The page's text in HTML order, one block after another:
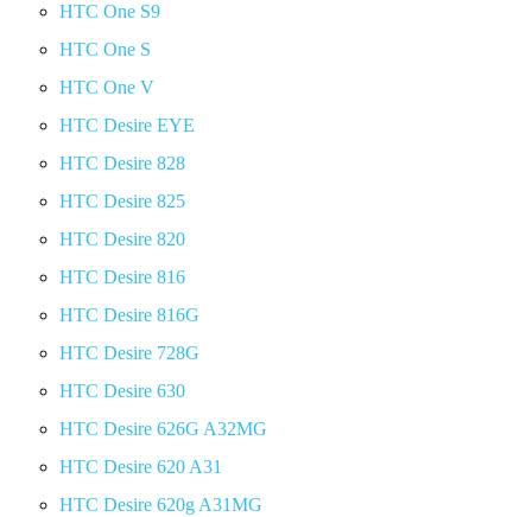
HTC One S9
HTC One S
HTC One V
HTC Desire EYE
HTC Desire 828
HTC Desire 825
HTC Desire 820
HTC Desire 816
HTC Desire 816G
HTC Desire 728G
HTC Desire 630
HTC Desire 626G A32MG
HTC Desire 620 A31
HTC Desire 620g A31MG